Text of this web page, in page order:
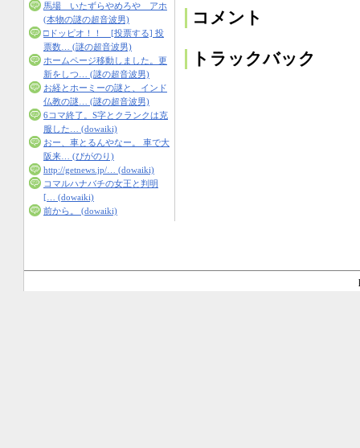
馬場 いたずらやめろや アホ
(本物の謎の超音波男)
□ドッピオ！！ [投票する] 投
票数… (謎の超音波男)
ホームページ移動しました。更
新をしつ… (謎の超音波男)
お経とホーミーの謎と、インド
仏教の謎… (謎の超音波男)
6コマ終了。S字とクランクは克
服した… (dowaiki)
おー、車とるんやなー。 車で大
阪来… (ぴがのり)
http://getnews.jp/… (dowaiki)
コマルハナバチの女王と判明
[… (dowaiki)
前から。 (dowaiki)
コメント
トラックバック